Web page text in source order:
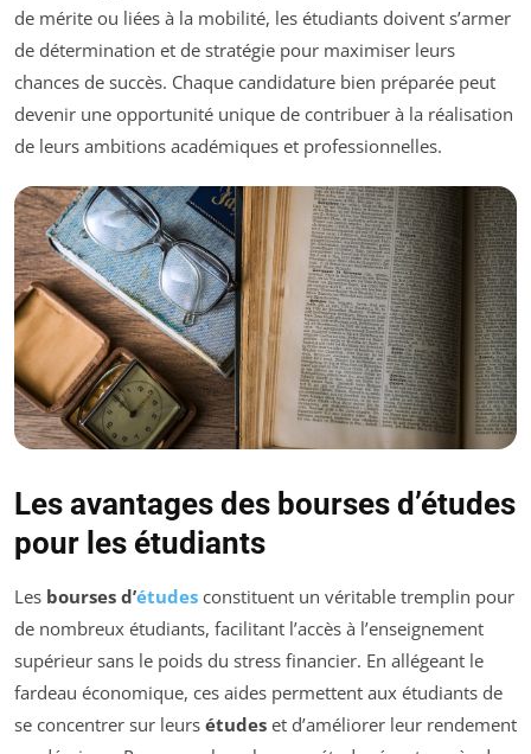
de mérite ou liées à la mobilité, les étudiants doivent s’armer
de détermination et de stratégie pour maximiser leurs
chances de succès. Chaque candidature bien préparée peut
devenir une opportunité unique de contribuer à la réalisation
de leurs ambitions académiques et professionnelles.
Les avantages des bourses d’études
pour les étudiants
Les bourses d’études constituent un véritable tremplin pour
de nombreux étudiants, facilitant l’accès à l’enseignement
supérieur sans le poids du stress financier. En allégeant le
fardeau économique, ces aides permettent aux étudiants de
se concentrer sur leurs études et d’améliorer leur rendement